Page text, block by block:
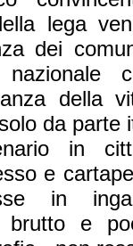
lega
dei
della
da parte
in
e
in
brutto e